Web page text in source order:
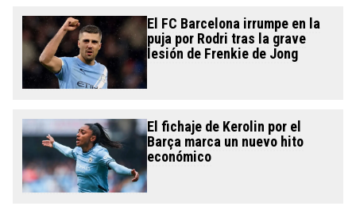
El FC Barcelona irrumpe en la
puja por Rodri tras la grave
lesión de Frenkie de Jong
El fichaje de Kerolin por el
Barça marca un nuevo hito
económico